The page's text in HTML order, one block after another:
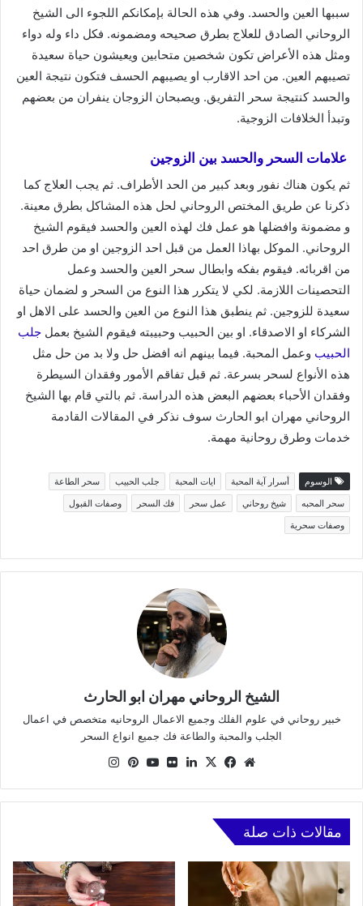
سببها العين والحسد. وفي هذه الحالة بإمكانكم اللجوء الى الشيخ
الروحاني الصادق للعلاج بطرق صحيحه ومضمونه. فكل داء وله دواء
ومثل هذه الأعراض تكون شخصين متحابين ويعيشون حياة سعيدة
تصيبهم العين. من احد الاقارب او يصيبهم الحسف فتكون نتيجة العين
والحسد كنتيجة سحر التفريق. ويصبحان الزوجان ينفران من بعضهم
وتبدأ الخلافات الزوجية.
علامات السحر والحسد بين الزوجين
ثم يكون هناك نفور وبعد كبير من الحد الأطراف. ثم يجب العلاج كما
ذكرنا عن طريق المختص الروحاني لحل هذه المشاكل بطرق معينة.
و مضمونة وافضلها هو عمل فك لهذه العين والحسد فيقوم الشيخ
الروحاني. الموكل بهاذا العمل من قبل احد الزوجين او من طرق احد
من اقربائه. فيقوم بفكه وابطال سحر العين والحسد وعمل
التحصينات اللازمة. لكي لا يتكرر هذا النوع من السحر و لضمان حياة
سعيدة للزوجين. ثم ينطبق هذا النوع من العين والحسد على الاهل او
الشركاء او الاصدقاء. او بين الحبيب وحبيبته فيقوم الشيخ بعمل جلب
الحبيب وعمل المحبة. فيما بينهم انه افضل حل ولا بد من حل مثل
هذه الأنواع لسحر بسرعة. ثم قبل تفاقم الأمور وفقدان السيطرة
وفقدان الأحباء بعضهم البعض هذه الدراسة. ثم بالتي قام بها الشيخ
الروحاني مهران ابو الحارث سوف نذكر في المقالات القادمة
خدمات وطرق روحانية مهمة.
الوسوم أسرار آية المحبة ايات المحبة جلب الحبيب
سحر الطاعة
سحر المحبه
شيخ روحاني عمل سحر فك السحر
وصفات القبول
وصفات سحرية
الشيخ الروحاني مهران ابو الحارث
خبير روحاني في علوم الفلك وجميع الاعمال الروحانيه متخصص في اعمال
الجلب والمحبة والطاعة فك جميع انواع السحر
موقعفيسبوك
X لينكدإن
صور
فليكر
يوتيوببينتيريست
مقالات ذات صلة